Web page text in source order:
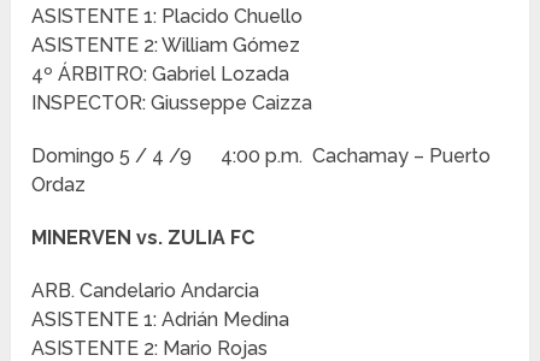
ASISTENTE 1: Placido Chuello
ASISTENTE 2: William Gómez
4º ÁRBITRO: Gabriel Lozada
INSPECTOR: Giusseppe Caizza
Domingo 5 / 4 /9 4:00 p.m. Cachamay – Puerto
Ordaz
MINERVEN vs. ZULIA FC
ARB. Candelario Andarcia
ASISTENTE 1: Adrián Medina
ASISTENTE 2: Mario Rojas